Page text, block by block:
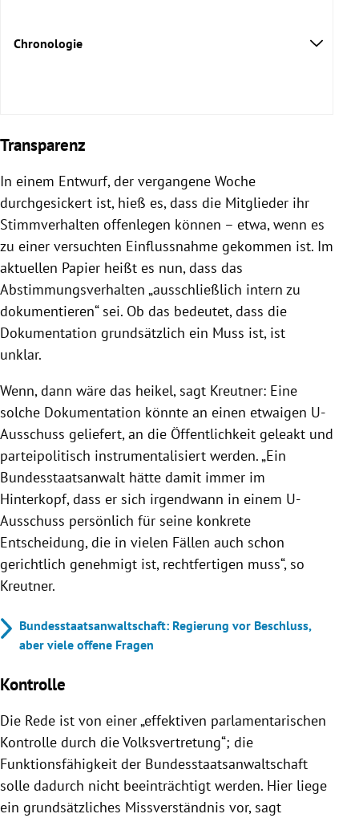
Chronologie
Transparenz
In einem Entwurf, der vergangene Woche
durchgesickert ist, hieß es, dass die Mitglieder ihr
Stimmverhalten offenlegen können – etwa, wenn es
zu einer versuchten Einflussnahme gekommen ist. Im
aktuellen Papier heißt es nun, dass das
Abstimmungsverhalten „ausschließlich intern zu
dokumentieren“ sei. Ob das bedeutet, dass die
Dokumentation grundsätzlich ein Muss ist, ist
unklar.
Wenn, dann wäre das heikel, sagt Kreutner: Eine
solche Dokumentation könnte an einen etwaigen U-
Ausschuss geliefert, an die Öffentlichkeit geleakt und
parteipolitisch instrumentalisiert werden. „Ein
Bundesstaatsanwalt hätte damit immer im
Hinterkopf, dass er sich irgendwann in einem U-
Ausschuss persönlich für seine konkrete
Entscheidung, die in vielen Fällen auch schon
gerichtlich genehmigt ist, rechtfertigen muss“, so
Kreutner.
Bundesstaatsanwaltschaft: Regierung vor Beschluss,
aber viele offene Fragen
Kontrolle
Die Rede ist von einer „effektiven parlamentarischen
Kontrolle durch die Volksvertretung“; die
Funktionsfähigkeit der Bundesstaatsanwaltschaft
solle dadurch nicht beeinträchtigt werden. Hier liege
ein grundsätzliches Missverständnis vor, sagt